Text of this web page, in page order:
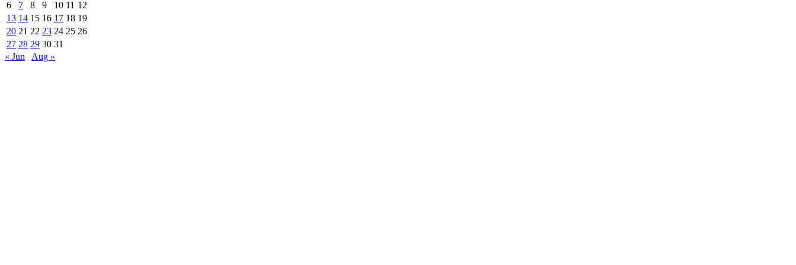
6
7 8 9 10 11 12
13 14 15 16 17 18 19
20 21 22 23 24 25 26
27 28 29 30 31
« Jun
Aug »